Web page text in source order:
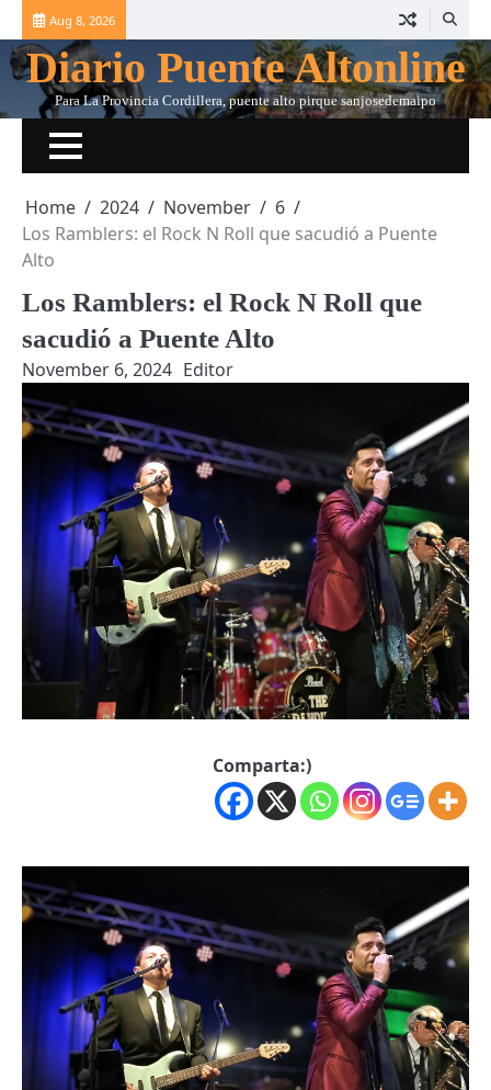
Skip
to
content
Aug 8, 2026
Diario Puente Altonline
Para La Provincia Cordillera, puente alto pirque sanjosedemaipo
Home 2024 November
6
Los Ramblers: el Rock N Roll que sacudió a Puente
Alto
Los Ramblers: el Rock N Roll que
sacudió a Puente Alto
November 6, 2024 Editor
Comparta:)